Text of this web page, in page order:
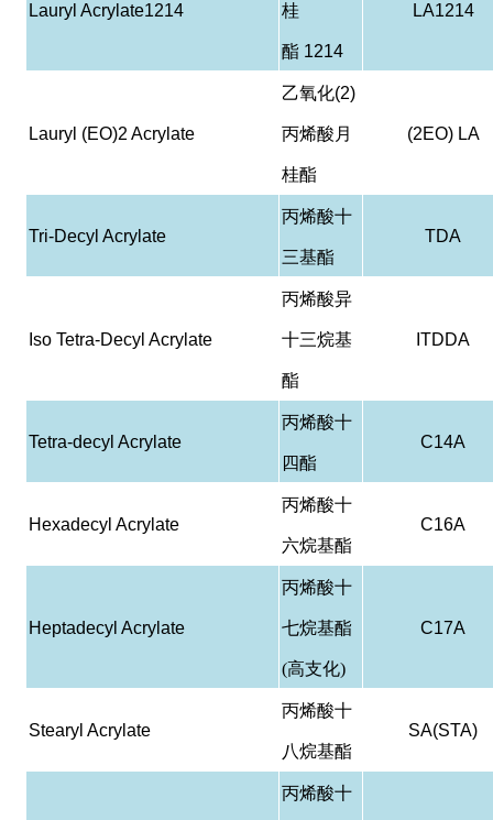
Lauryl Acrylate1214 桂
酯1214
LA1214
Lauryl (EO)2 Acrylate
乙氧化(2)
丙烯酸月
桂酯
(2EO) LA
Tri-Decyl Acrylate
丙烯酸十
三基酯
TDA
Iso Tetra-Decyl Acrylate
丙烯酸异
十三烷基
酯
ITDDA
Tetra-decyl Acrylate
丙烯酸十
四酯
C14A
Hexadecyl Acrylate
丙烯酸十
六烷基酯
C16A
Heptadecyl Acrylate
丙烯酸十
七烷基酯
(高支化)
C17A
Stearyl Acrylate
丙烯酸十
八烷基酯
SA(STA)
丙烯酸十